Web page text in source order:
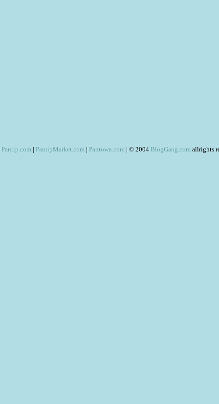
Pantip.com | PantipMarket.com | Pantown.com | © 2004 BlogGang.com allrights